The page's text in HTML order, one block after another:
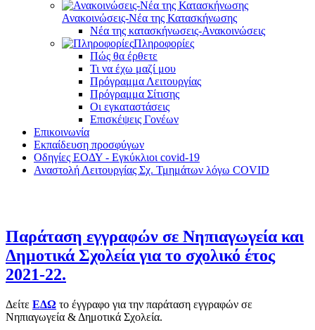
Ανακοινώσεις-Νέα της Κατασκήνωσης
Νέα της κατασκήνωσεις-Ανακοινώσεις
Πληροφορίες
Πώς θα έρθετε
Τι να έχω μαζί μου
Πρόγραμμα Λειτουργίας
Πρόγραμμα Σίτισης
Οι εγκαταστάσεις
Επισκέψεις Γονέων
Επικοινωνία
Εκπαίδευση προσφύγων
Οδηγίες ΕΟΔΥ - Εγκύκλιοι covid-19
Αναστολή Λειτουργίας Σχ. Τμημάτων λόγω COVID
Παράταση εγγραφών σε Νηπιαγωγεία και
Δημοτικά Σχολεία για το σχολικό έτος
2021-22.
Δείτε ΕΔΩ το έγγραφο για την παράταση εγγραφών σε
Νηπιαγωγεία & Δημοτικά Σχολεία.